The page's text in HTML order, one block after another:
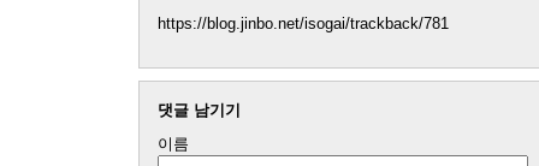
https://blog.jinbo.net/isogai/trackback/781
댓글 남기기
이름